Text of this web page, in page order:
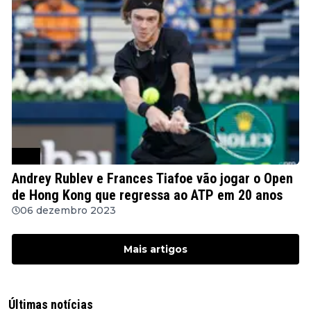
Andrey Rublev e Frances Tiafoe vão jogar o Open
de Hong Kong que regressa ao ATP em 20 anos
06 dezembro 2023
Mais artigos
Últimas notícias